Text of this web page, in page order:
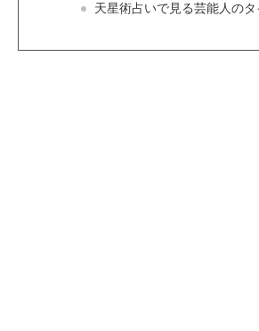
天星術占いで見る芸能人の